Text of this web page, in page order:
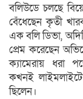
বলিউডে চলছে
বেঁধেছেন কৃতী
এক বলি ডিভা,
প্রেম করেছেন
ক্যামেরায় ধরা
কখনই
ছিলেন।